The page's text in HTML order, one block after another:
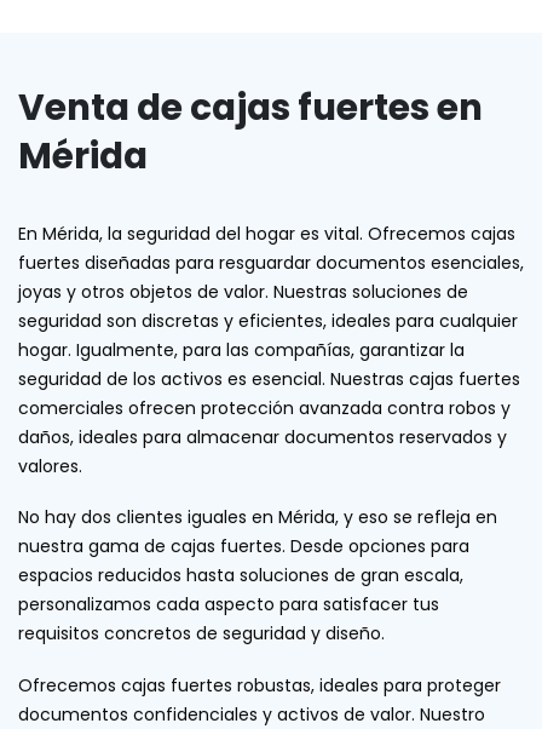
Venta de cajas fuertes en
Mérida
En Mérida, la seguridad del hogar es vital. Ofrecemos cajas
fuertes diseñadas para resguardar documentos esenciales,
joyas y otros objetos de valor. Nuestras soluciones de
seguridad son discretas y eficientes, ideales para cualquier
hogar. Igualmente, para las compañías, garantizar la
seguridad de los activos es esencial. Nuestras cajas fuertes
comerciales ofrecen protección avanzada contra robos y
daños, ideales para almacenar documentos reservados y
valores.
No hay dos clientes iguales en Mérida, y eso se refleja en
nuestra gama de cajas fuertes. Desde opciones para
espacios reducidos hasta soluciones de gran escala,
personalizamos cada aspecto para satisfacer tus
requisitos concretos de seguridad y diseño.
Ofrecemos cajas fuertes robustas, ideales para proteger
documentos confidenciales y activos de valor. Nuestro